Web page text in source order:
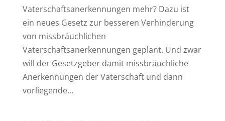
Vaterschaftsanerkennungen mehr? Dazu ist
ein neues Gesetz zur besseren Verhinderung
von missbräuchlichen
Vaterschaftsanerkennungen geplant. Und zwar
will der Gesetzgeber damit missbräuchliche
Anerkennungen der Vaterschaft und dann
vorliegende...